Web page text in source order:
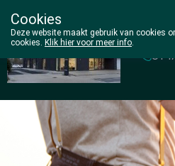
Cookies
Deze website maakt gebruik van cookies
cookies. Klik hier voor meer info.